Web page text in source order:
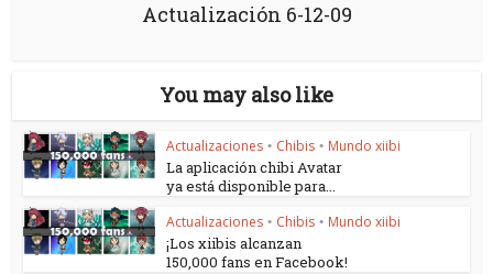
Actualización 6-12-09
You may also like
Actualizaciones • Chibis • Mundo xiibi
La aplicación chibi Avatar
ya está disponible para...
Actualizaciones • Chibis • Mundo xiibi
¡Los xiibis alcanzan
150,000 fans en Facebook!